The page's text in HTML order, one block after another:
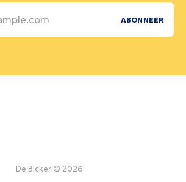
ABONNEER
De Bicker © 2026